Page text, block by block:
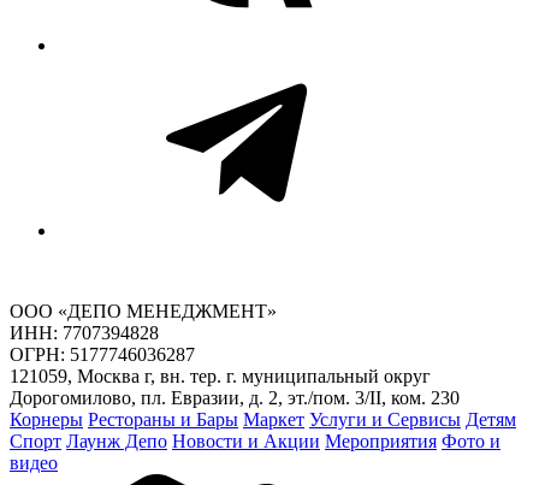
ООО «ДЕПО МЕНЕДЖМЕНТ»
ИНН: 7707394828
ОГРН: 5177746036287
121059, Москва г, вн. тер. г. муниципальный округ
Дорогомилово, пл. Евразии, д. 2, эт./пом. 3/II, ком. 230
Корнеры Рестораны и Бары Маркет Услуги и Сервисы Детям
Спорт Лаунж Депо Новости и Акции Мероприятия Фото и
видео